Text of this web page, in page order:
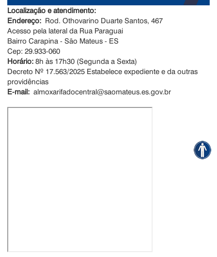
Localização e atendimento:
Endereço: Rod. Othovarino Duarte Santos, 467
Acesso pela lateral da Rua Paraguai
Bairro Carapina - São Mateus - ES
Cep: 29.933-060
Horário: 8h às 17h30 (Segunda a Sexta)
Decreto Nº 17.563/2025 Estabelece expediente e da outras
providências
E-mail: almoxarifadocentral@saomateus.es.gov.br